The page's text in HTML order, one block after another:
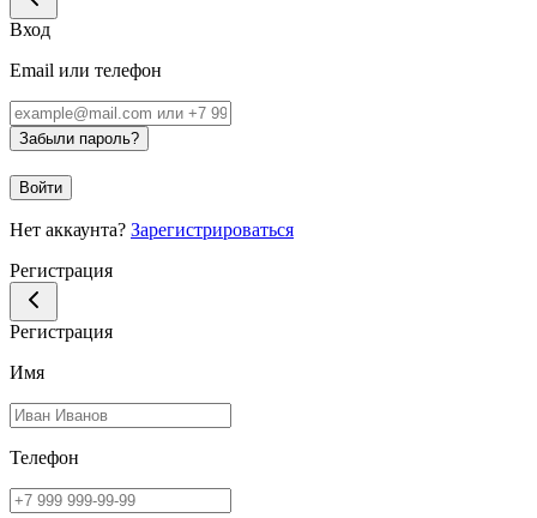
Вход
Email или телефон
Забыли пароль?
Войти
Нет аккаунта? Зарегистрироваться
Регистрация
Регистрация
Имя
Телефон